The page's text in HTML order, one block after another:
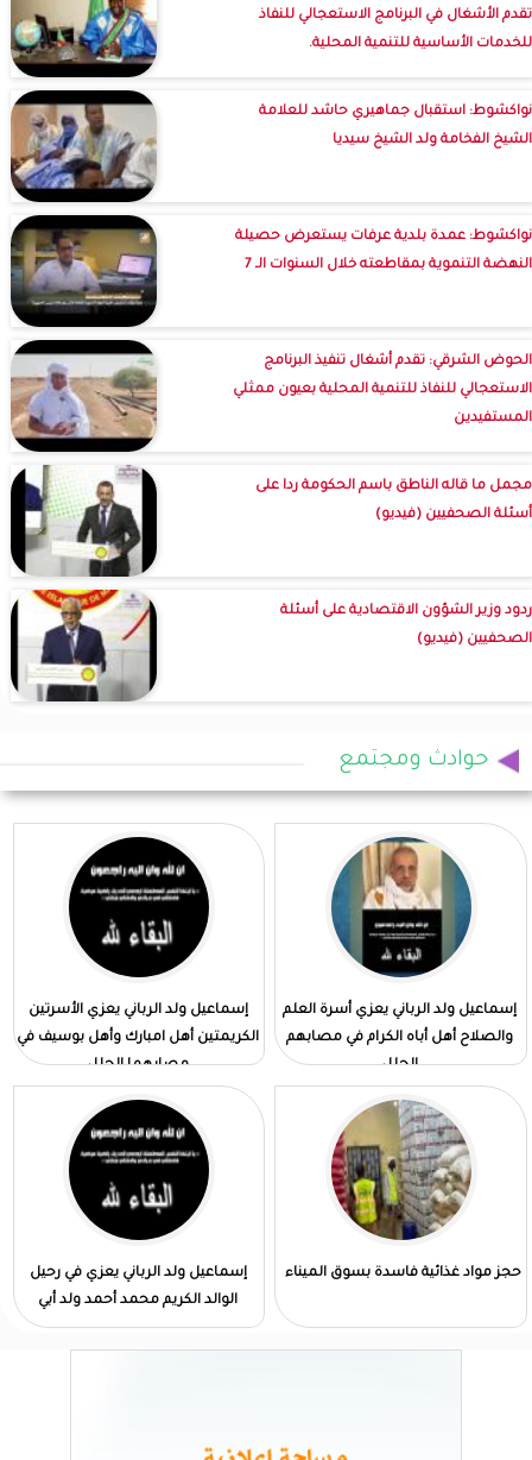
تقدم الأشغال في البرنامج الاستعجالي للنفاذ
للخدمات الأساسية للتنمية المحلية.
نواكشوط: استقبال جماهيري حاشد للعلامة
الشيخ الفخامة ولد الشيخ سيديا
نواكشوط: عمدة بلدية عرفات يستعرض حصيلة
النهضة التنموية بمقاطعته خلال السنوات الـ 7
الحوض الشرقي: تقدم أشغال تنفيذ البرنامج
الاستعجالي للنفاذ للتنمية المحلية بعيون ممثلي
المستفيدين
مجمل ما قاله الناطق باسم الحكومة ردا على
أسئلة الصحفيين (فيديو)
ردود وزير الشؤون الاقتصادية على أسئلة
الصحفيين (فيديو)
حوادث ومجتمع
إسماعيل ولد الرباني يعزي أسرة العلم
والصلاح أهل أباه الكرام في مصابهم
الجلل
إسماعيل ولد الرباني يعزي الأسرتين
الكريمتين أهل امبارك وأهل بوسيف في
مصابهما الجلل
حجز مواد غذائية فاسدة بسوق الميناء
إسماعيل ولد الرباني يعزي في رحيل
الوالد الكريم محمد أحمد ولد أبي